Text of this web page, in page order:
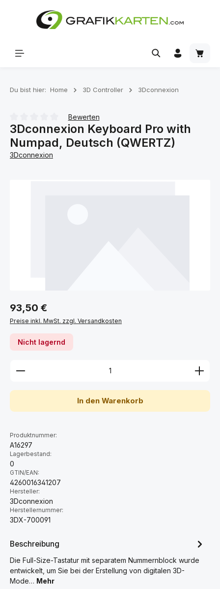
Zum Hauptinhalt springen
Du bist hier: Home 3D Controller 3Dconnexion
Durchschnittliche Bewertung von 0 von 5 Sternen
Bewerten
3Dconnexion Keyboard Pro with
Numpad, Deutsch (QWERTZ)
3Dconnexion
Regulärer Preis:
93,50 €
Preise inkl. MwSt. zzgl. Versandkosten
Nicht lagernd
Produkt Anzahl: Gib den gewünschten Wert ein
In den Warenkorb
Produktnummer:
A16297
Lagerbestand:
0
GTIN/EAN:
4260016341207
Hersteller:
3Dconnexion
Herstellernummer:
3DX-700091
Beschreibung
Die Full-Size-Tastatur mit separatem Nummernblock wurde
entwickelt, um Sie bei der Erstellung von digitalen 3D-
Mode… Mehr